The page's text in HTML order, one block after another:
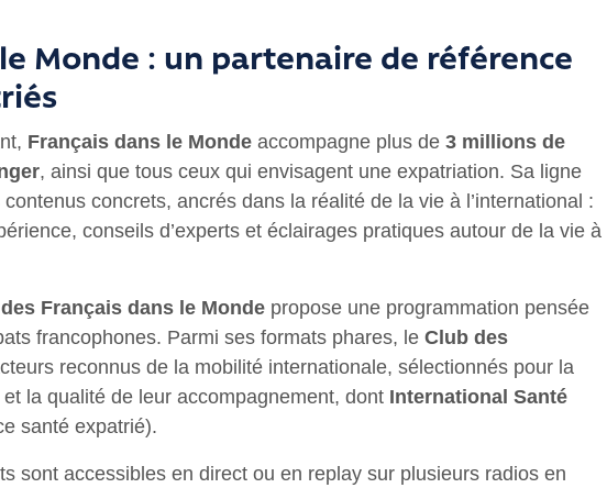
Monde : un partenaire de référence
Français dans le Monde accompagne plus de 3 millions de
, ainsi que tous ceux qui envisagent une expatriation. Sa ligne
concrets, ancrés dans la réalité de la vie à l’international :
conseils d’experts et éclairages pratiques autour de la vie à
Français dans le Monde propose une programmation pensée
francophones. Parmi ses formats phares, le Club des
reconnus de la mobilité internationale, sélectionnés pour la
la qualité de leur accompagnement, dont International Santé
santé expatrié).
sont accessibles en direct ou en replay sur plusieurs radios en